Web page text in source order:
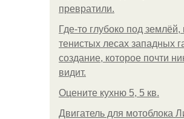
превратили.
Где-то глубоко под землёй,
тенистых лесах западных
создание, которое почти
видит.
Оцените кухню 5, 5 кв.
Двигатель для мотоблока